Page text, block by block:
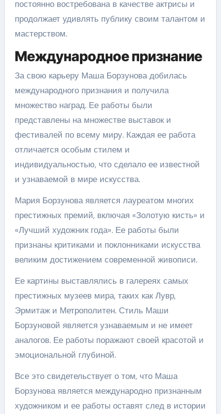
постоянно востребована в качестве актрисы и
продолжает удивлять публику своим талантом и
мастерством.
Международное признание
За свою карьеру Маша Борзунова добилась
международного признания и получила
множество наград. Ее работы были
представлены на множестве выставок и
фестивалей по всему миру. Каждая ее работа
отличается особым стилем и
индивидуальностью, что сделало ее известной
и узнаваемой в мире искусства.
Мария Борзунова является лауреатом многих
престижных премий, включая «Золотую кисть» и
«Лучший художник года». Ее работы были
признаны критиками и поклонниками искусства
великим достижением современной живописи.
Ее картины выставлялись в галереях самых
престижных музеев мира, таких как Лувр,
Эрмитаж и Метрополитен. Стиль Маши
Борзуновой является узнаваемым и не имеет
аналогов. Ее работы поражают своей красотой и
эмоциональной глубиной.
Все это свидетельствует о том, что Маша
Борзунова является международно признанным
художником и ее работы оставят след в истории